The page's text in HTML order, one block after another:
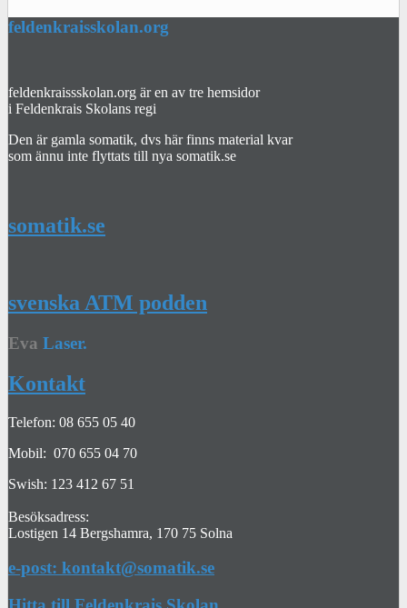
feldenkraisskolan.org
feldenkraissskolan.org är en av tre hemsidor
i Feldenkrais Skolans regi
Den är gamla somatik, dvs här finns material kvar
som ännu inte flyttats till nya somatik.se
somatik.se
svenska ATM podden
Eva Laser.
Kontakt
Telefon: 08 655 05 40
Mobil: 070 655 04 70
Swish: 123 412 67 51
Besöksadress:
Lostigen 14 Bergshamra, 170 75 Solna
e-post: kontakt@somatik.se